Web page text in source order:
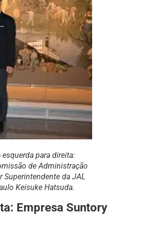
esquerda para direita:
de Administração
Superintendente da JAL
Keisuke Hatsuda.
Empresa Suntory